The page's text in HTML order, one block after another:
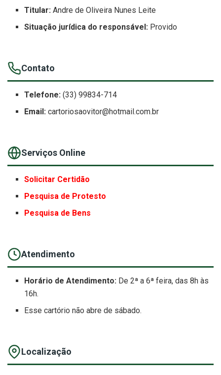
Titular: Andre de Oliveira Nunes Leite
Situação jurídica do responsável: Provido
Contato
Telefone: (33) 99834-714
Email: cartoriosaovitor@hotmail.com.br
Serviços Online
Solicitar Certidão
Pesquisa de Protesto
Pesquisa de Bens
Atendimento
Horário de Atendimento: De 2ª a 6ª feira, das 8h às
16h.
Esse cartório não abre de sábado.
Localização